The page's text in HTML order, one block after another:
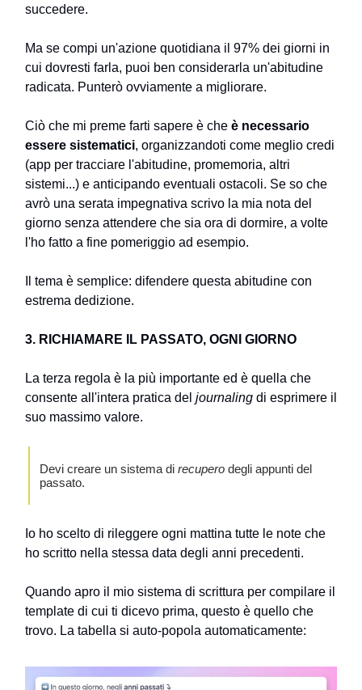
succedere.
Ma se compi un'azione quotidiana il 97% dei giorni in
cui dovresti farla, puoi ben considerarla un'abitudine
radicata. Punterò ovviamente a migliorare.
Ciò che mi preme farti sapere è che è necessario
essere sistematici, organizzandoti come meglio credi
(app per tracciare l'abitudine, promemoria, altri
sistemi...) e anticipando eventuali ostacoli. Se so che
avrò una serata impegnativa scrivo la mia nota del
giorno senza attendere che sia ora di dormire, a volte
l'ho fatto a fine pomeriggio ad esempio.
Il tema è semplice: difendere questa abitudine con
estrema dedizione.
3. RICHIAMARE IL PASSATO, OGNI GIORNO
La terza regola è la più importante ed è quella che
consente all'intera pratica del journaling di esprimere il
suo massimo valore.
Devi creare un sistema di recupero degli appunti del
passato.
Io ho scelto di rileggere ogni mattina tutte le note che
ho scritto nella stessa data degli anni precedenti.
Quando apro il mio sistema di scrittura per compilare il
template di cui ti dicevo prima, questo è quello che
trovo. La tabella si auto-popola automaticamente: